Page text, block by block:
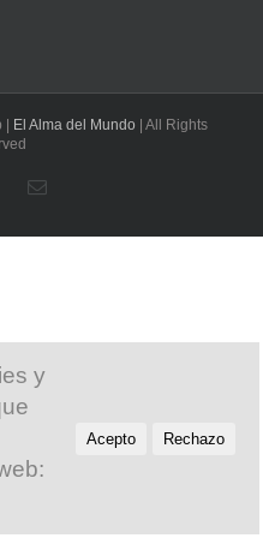
El Alma del Mundo | All Rights
FacebookCorreo
y
Acepto Rechazo